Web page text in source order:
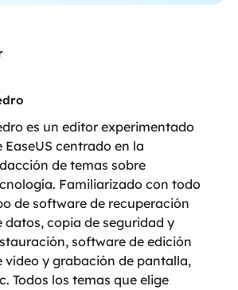
es un editor experimentado
EaseUS centrado en la
de temas sobre
Familiarizado con todo
de software de recuperación
datos, copia de seguridad y
software de edición
vídeo y grabación de pantalla,
Todos los temas que elige